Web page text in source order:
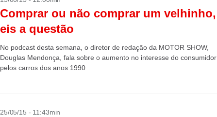
Comprar ou não comprar um velhinho,
eis a questão
No podcast desta semana, o diretor de redação da MOTOR SHOW,
Douglas Mendonça, fala sobre o aumento no interesse do consumidor
pelos carros dos anos 1990
25/05/15 - 11:43min